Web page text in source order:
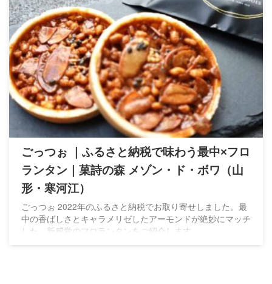
ごっつぉ ｜ふるさと納税で味わう最中×フロ
ランタン｜菓詩の森 メゾン・ド・ボワ（山
形・寒河江）
ごっつぉ 2022年のふるさと納税でお取り寄せしました。最
中の香ばしさとキャラメリゼしたアーモンドが絶妙にマッチ
した、新感覚のフロランタンをご紹介します。